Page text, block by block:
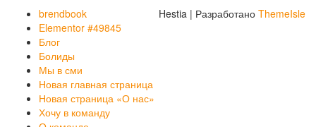
brendbook
Elementor #49845
Блог
Болиды
Мы в сми
Новая главная страница
Новая страница «О нас»
Хочу в команду
Hestia | Разработано ThemeIsle